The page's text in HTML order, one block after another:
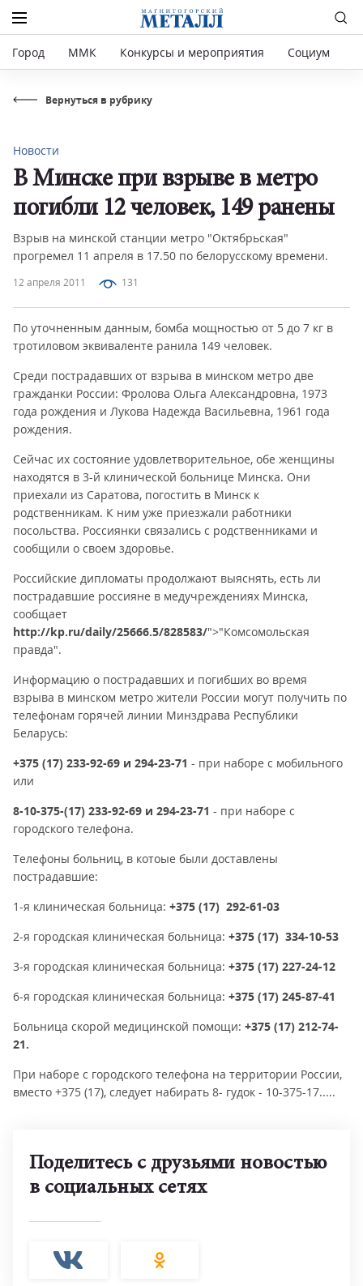
Город ММК Конкурсы и мероприятия Социум
Вернуться в рубрику
12 апреля 2011 131
Новости
В Минске при взрыве в метро
погибли 12 человек, 149 ранены
Взрыв на минской станции метро "Октябрьская"
прогремел 11 апреля в 17.50 по белорусскому времени.
По уточненным данным, бомба мощностью от 5 до 7 кг в
тротиловом эквиваленте ранила 149 человек.
Среди пострадавших от взрыва в минском метро две
гражданки России: Фролова Ольга Александровна, 1973
года рождения и Лукова Надежда Васильевна, 1961 года
рождения.
Сейчас их состояние удовлетворительное, обе женщины
находятся в 3-й клинической больнице Минска. Они
приехали из Саратова, погостить в Минск к
родственникам. К ним уже приезжали работники
посольства. Россиянки связались с родственниками и
сообщили о своем здоровье.
Российские дипломаты продолжают выяснять, есть ли
пострадавшие россияне в медучреждениях Минска,
сообщает
http://kp.ru/daily/25666.5/828583/">"Комсомольская
правда".
Информацию о пострадавших и погибших во время
взрыва в минском метро жители России могут получить по
телефонам горячей линии Минздрава Республики
Беларусь:
+375 (17) 233-92-69 и 294-23-71 - при наборе с мобильного
или
8-10-375-(17) 233-92-69 и 294-23-71 - при наборе с
городского телефона.
Телефоны больниц, в котоые были доставлены
пострадавшие:
1-я клиническая больница: +375 (17) 292-61-03
2-я городская клиническая больница: +375 (17) 334-10-53
3-я городская клиническая больница: +375 (17) 227-24-12
6-я городская клиническая больница: +375 (17) 245-87-41
Больница скорой медицинской помощи: +375 (17) 212-74-
21.
При наборе с городского телефона на территории России,
вместо +375 (17), следует набирать 8- гудок - 10-375-17.....
Поделитесь с друзьями новостью
в социальных сетях